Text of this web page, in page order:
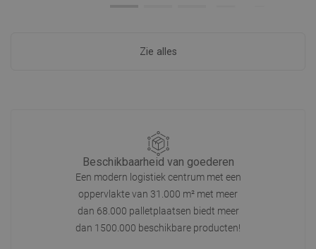
Zie alles
Beschikbaarheid van goederen
Een modern logistiek centrum met een
oppervlakte van 31.000 m² met meer
dan 68.000 palletplaatsen biedt meer
dan 1500.000 beschikbare producten!